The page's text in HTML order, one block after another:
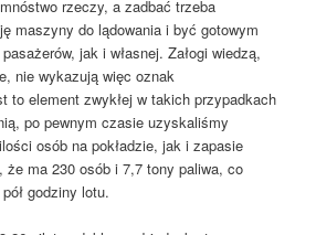
rzeczy, a zadbać trzeba
maszyny do lądowania i być gotowym
jak i własnej. Załogi wiedzą,
nie wykazują więc oznak
to element zwykłej w takich przypadkach
po pewnym czasie uzyskaliśmy
osób na pokładzie, jak i zapasie
że ma 230 osób i 7,7 tony paliwa, co
godziny lotu.